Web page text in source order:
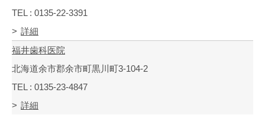
TEL : 0135-22-3391
詳細
福井歯科医院
北海道余市郡余市町黒川町3-104-2
TEL : 0135-23-4847
詳細